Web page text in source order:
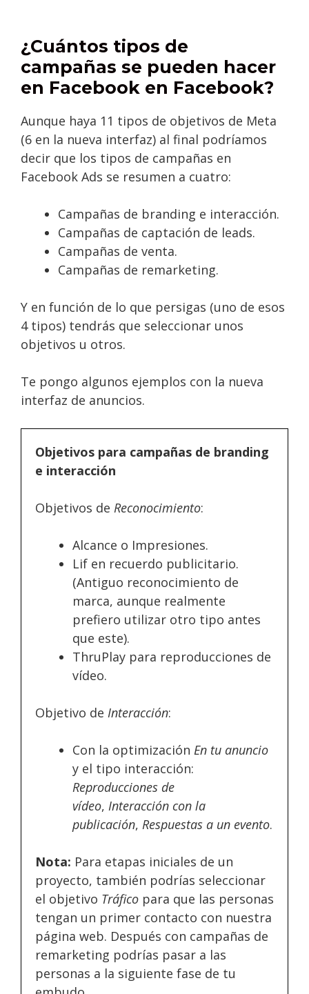
¿Cuántos tipos de
campañas se pueden hacer
en Facebook en Facebook?
Aunque haya 11 tipos de objetivos de Meta
(6 en la nueva interfaz) al final podríamos
decir que los tipos de campañas en
Facebook Ads se resumen a cuatro:
Campañas de branding e interacción.
Campañas de captación de leads.
Campañas de venta.
Campañas de remarketing.
Y en función de lo que persigas (uno de esos
4 tipos) tendrás que seleccionar unos
objetivos u otros.
Te pongo algunos ejemplos con la nueva
interfaz de anuncios.
Objetivos para campañas de branding
e interacción
Objetivos de Reconocimiento:
Alcance o Impresiones.
Lif en recuerdo publicitario.
(Antiguo reconocimiento de
marca, aunque realmente
prefiero utilizar otro tipo antes
que este).
ThruPlay para reproducciones de
vídeo.
Objetivo de Interacción:
Con la optimización En tu anuncio
y el tipo interacción:
Reproducciones de
vídeo, Interacción con la
publicación, Respuestas a un evento.
Nota: Para etapas iniciales de un
proyecto, también podrías seleccionar
el objetivo Tráfico para que las personas
tengan un primer contacto con nuestra
página web. Después con campañas de
remarketing podrías pasar a las
personas a la siguiente fase de tu